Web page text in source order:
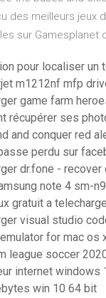
des meilleurs jeux
sur
pour localiser un
m1212nf mfp
game farm
récupérer ses
and conquer red
perdu sur
dr.fone -
note 4 sm-
gratuit a
visual studio
for mac os
league soccer
internet windows
win 10 64 bit